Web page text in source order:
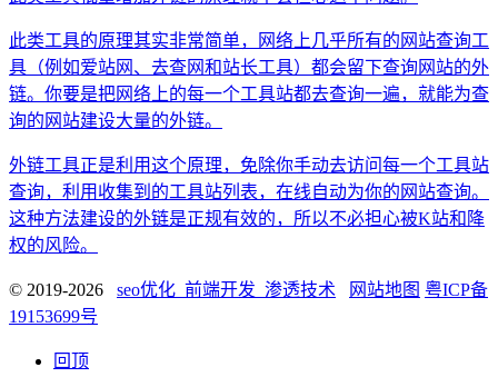
此类工具的原理其实非常简单，网络上几乎所有的网站查询工
具（例如爱站网、去查网和站长工具）都会留下查询网站的外
链。你要是把网络上的每一个工具站都去查询一遍，就能为查
询的网站建设大量的外链。
外链工具正是利用这个原理，免除你手动去访问每一个工具站
查询，利用收集到的工具站列表，在线自动为你的网站查询。
这种方法建设的外链是正规有效的，所以不必担心被K站和降
权的风险。
© 2019-2026 seo优化_前端开发_渗透技术 网站地图 粤ICP备
19153699号
回顶